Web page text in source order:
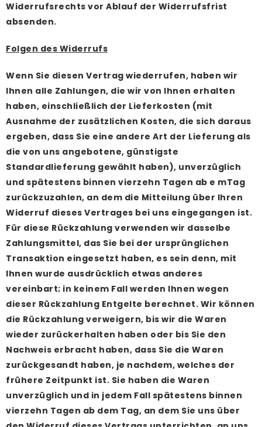
Widerrufsrechts vor Ablauf der Widerrufsfrist
absenden.
Folgen des Widerrufs
Wenn Sie diesen Vertrag wiederrufen, haben wir
Ihnen alle Zahlungen, die wir von Ihnen erhalten
haben, einschließlich der Lieferkosten (mit
Ausnahme der zusätzlichen Kosten, die sich daraus
ergeben, dass Sie eine andere Art der Lieferung als
die von uns angebotene, günstigste
Standardlieferung gewählt haben), unverzüglich
und spätestens binnen vierzehn Tagen ab e mTag
zurückzuzahlen, an dem die Mitteilung über Ihren
Widerruf dieses Vertrages bei uns eingegangen ist.
Für diese Rückzahlung verwenden wir dasselbe
Zahlungsmittel, das Sie bei der ursprünglichen
Transaktion eingesetzt haben, es sein denn, mit
Ihnen wurde ausdrücklich etwas anderes
vereinbart; in keinem Fall werden Ihnen wegen
dieser Rückzahlung Entgelte berechnet. Wir können
die Rückzahlung verweigern, bis wir die Waren
wieder zurückerhalten haben oder bis Sie den
Nachweis erbracht haben, dass Sie die Waren
zurückgesandt haben, je nachdem, welches der
frühere Zeitpunkt ist. Sie haben die Waren
unverzüglich und in jedem Fall spätestens binnen
vierzehn Tagen ab dem Tag, an dem Sie uns über